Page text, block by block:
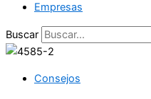
Empresas
Buscar
Consejos